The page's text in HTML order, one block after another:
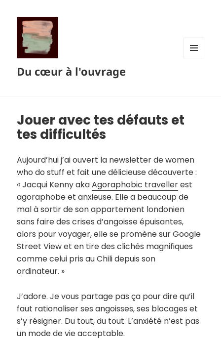
Du cœur à l'ouvrage
Jouer avec tes défauts et
tes difficultés
Aujourd’hui j’ai ouvert la newsletter de women
who do stuff et fait une délicieuse découverte :
« Jacqui Kenny akaAgoraphobic travellerest
agoraphobe et anxieuse. Elle a beaucoup de
mal à sortir de son appartement londonien
sans faire des crises d’angoisse épuisantes,
alors pour voyager, elle se promène sur Google
Street View et en tire des clichés magnifiques
comme celui pris au Chili depuis son
ordinateur. »
J’adore. Je vous partage pas ça pour dire qu’il
faut rationaliser ses angoisses, ses blocages et
s’y résigner. Du tout, du tout. L’anxiété n’est pas
un mode de vie acceptable.